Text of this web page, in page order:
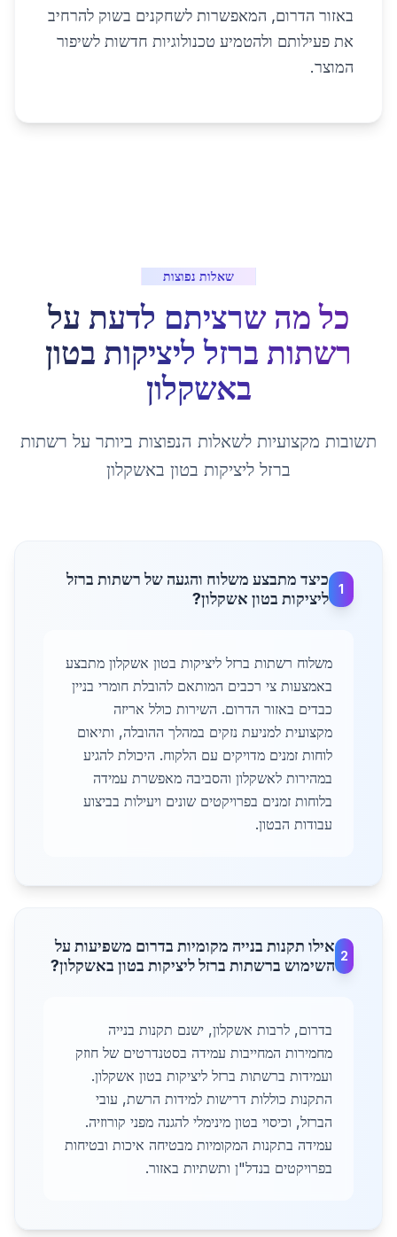
באזור הדרום, המאפשרות לשחקנים בשוק להרחיב
את פעילותם ולהטמיע טכנולוגיות חדשות לשיפור
המוצר.
שאלות נפוצות
כל מה שרציתם לדעת על
רשתות ברזל ליציקות בטון
באשקלון
תשובות מקצועיות לשאלות הנפוצות ביותר על רשתות
ברזל ליציקות בטון באשקלון
1
כיצד מתבצע משלוח והגעה של רשתות ברזל
ליציקות בטון אשקלון?
משלוח רשתות ברזל ליציקות בטון אשקלון מתבצע
באמצעות צי רכבים המותאם להובלת חומרי בניין
כבדים באזור הדרום. השירות כולל אריזה
מקצועית למניעת נזקים במהלך ההובלה, ותיאום
לוחות זמנים מדויקים עם הלקוח. היכולת להגיע
במהירות לאשקלון והסביבה מאפשרת עמידה
בלוחות זמנים בפרויקטים שונים ויעילות בביצוע
עבודות הבטון.
2
אילו תקנות בנייה מקומיות בדרום משפיעות על
השימוש ברשתות ברזל ליציקות בטון באשקלון?
בדרום, לרבות אשקלון, ישנם תקנות בנייה
מחמירות המחייבות עמידה בסטנדרטים של חוזק
ועמידות ברשתות ברזל ליציקות בטון אשקלון.
התקנות כוללות דרישות למידות הרשת, עובי
הברזל, וכיסוי בטון מינימלי להגנה מפני קורוזיה.
עמידה בתקנות המקומיות מבטיחה איכות ובטיחות
בפרויקטים בנדל"ן ותשתיות באזור.